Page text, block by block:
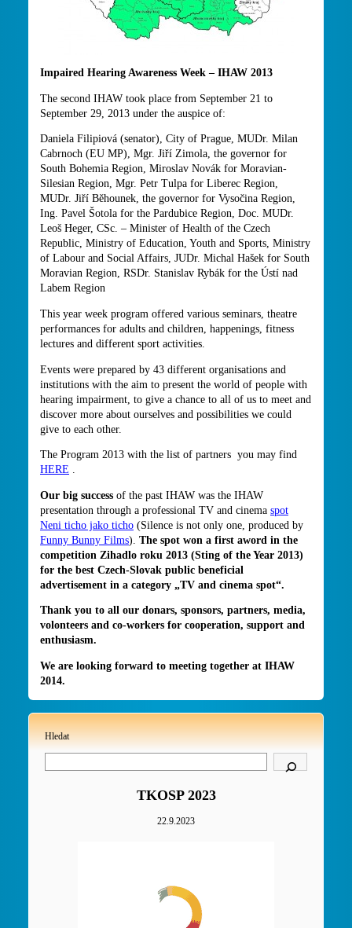
Impaired Hearing Awareness Week – IHAW 2013
The second IHAW took place from September 21 to
September 29, 2013 under the auspice of:
Daniela Filipiová (senator), City of Prague, MUDr. Milan
Cabrnoch (EU MP), Mgr. Jiří Zimola, the governor for
South Bohemia Region, Miroslav Novák for Moravian-
Silesian Region, Mgr. Petr Tulpa for Liberec Region,
MUDr. Jiří Běhounek, the governor for Vysočina Region,
Ing. Pavel Šotola for the Pardubice Region, Doc. MUDr.
Leoš Heger, CSc. – Minister of Health of the Czech
Republic, Ministry of Education, Youth and Sports, Ministry
of Labour and Social Affairs, JUDr. Michal Hašek for South
Moravian Region, RSDr. Stanislav Rybák for the Ústí nad
Labem Region
This year week program offered various seminars, theatre
performances for adults and children, happenings, fitness
lectures and different sport activities.
Events were prepared by 43 different organisations and
institutions with the aim to present the world of people with
hearing impairment, to give a chance to all of us to meet and
discover more about ourselves and possibilities we could
give to each other.
The Program 2013 with the list of partners you may find
HERE .
Our big success of the past IHAW was the IHAW
presentation through a professional TV and cinema spot
Neni ticho jako ticho (Silence is not only one, produced by
Funny Bunny Films). The spot won a first aword in the
competition Zihadlo roku 2013 (Sting of the Year 2013)
for the best Czech-Slovak public beneficial
advertisement in a category „TV and cinema spot“.
Thank you to all our donars, sponsors, partners, media,
volonteers and co-workers for cooperation, support and
enthusiasm.
We are looking forward to meeting together at IHAW
2014.
Hledat
TKOSP 2023
22.9.2023